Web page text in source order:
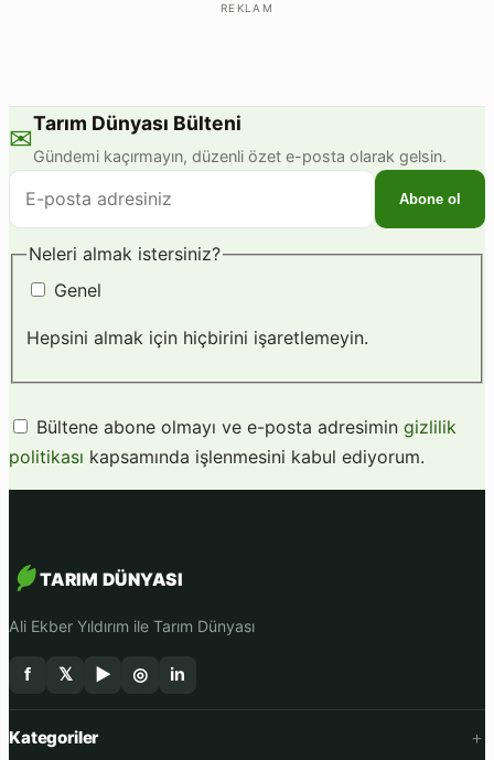
REKLAM
✉Tarım Dünyası Bülteni
Gündemi kaçırmayın, düzenli özet e-posta olarak gelsin.
E-
posta
adresiniz
Abone ol
Neleri almak istersiniz?
Genel
Hepsini almak için hiçbirini işaretlemeyin.
Bültene abone olmayı ve e-posta adresimin gizlilik
politikası kapsamında işlenmesini kabul ediyorum.
TARIM DÜNYASI
Ali Ekber Yıldırım ile Tarım Dünyası
f 𝕏 ▶ ◎ in
Kategoriler